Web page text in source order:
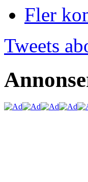
Fler
Tweets